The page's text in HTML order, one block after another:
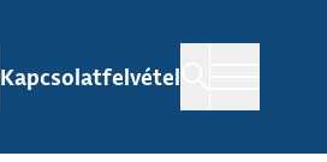
Kapcsolatfelvétel